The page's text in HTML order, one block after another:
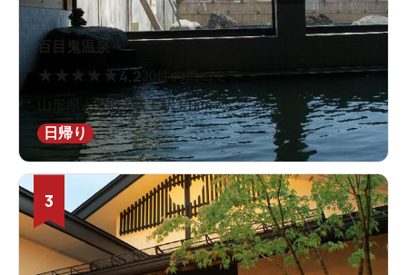
百目鬼温泉
★ ★ ★ ★ ★4.2
20件の口コミ
山形県 / 山形 / 蔵王駅3.1km
日帰り
3